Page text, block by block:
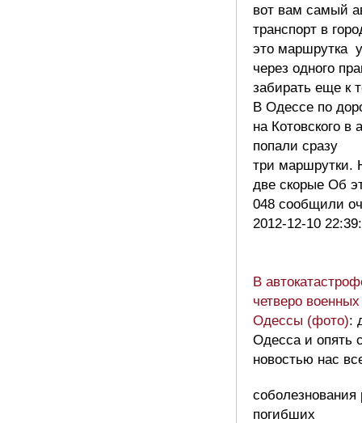
вот вам самый
транспорт в
это маршрутка
через одного
забирать еще к
В Одессе по
на Котовского в
попали сразу
три маршрутки.
две скорые Об
048 сообщили
2012-12-10
В
четверо
Одессы (фото):
Одесса и опять
новостью нас
погибших